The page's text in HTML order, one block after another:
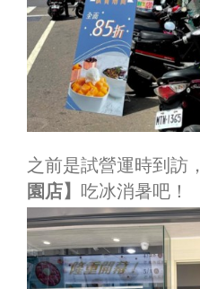
之前是試營運時到訪，
園店】 吃冰消暑吧！